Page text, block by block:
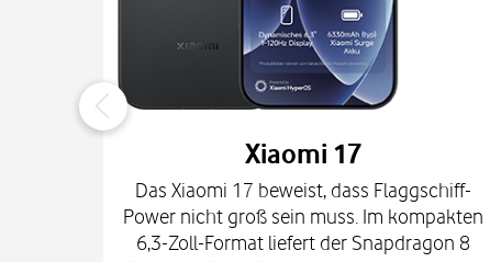
Xiaomi 17
Das Xiaomi 17 beweist, dass Flaggschiff-
Power nicht groß sein muss. Im kompakten
6,3-Zoll-Format liefert der Snapdragon 8